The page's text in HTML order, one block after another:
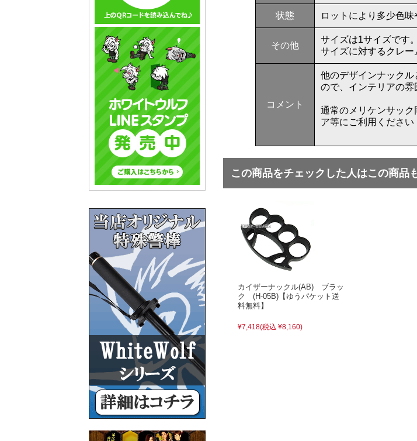
状態 ロットにより多少色
その他
サイズは1サイズです
サイズに対するクレー
コメント
他のデザインナック
ので、インテリアの
通常のメリケンサッ
ア等にご利用ください
この商品をチェックした人はこの商品
カイザーナックル(AB) ブラッ
ク (H-05B)【ゆうパケット送
料無料】
¥7,418(税込 ¥8,160)